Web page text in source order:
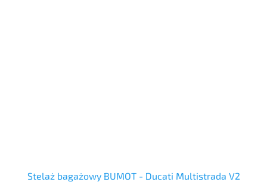
Stelaż bagażowy BUMOT - Ducati Multistrada V2